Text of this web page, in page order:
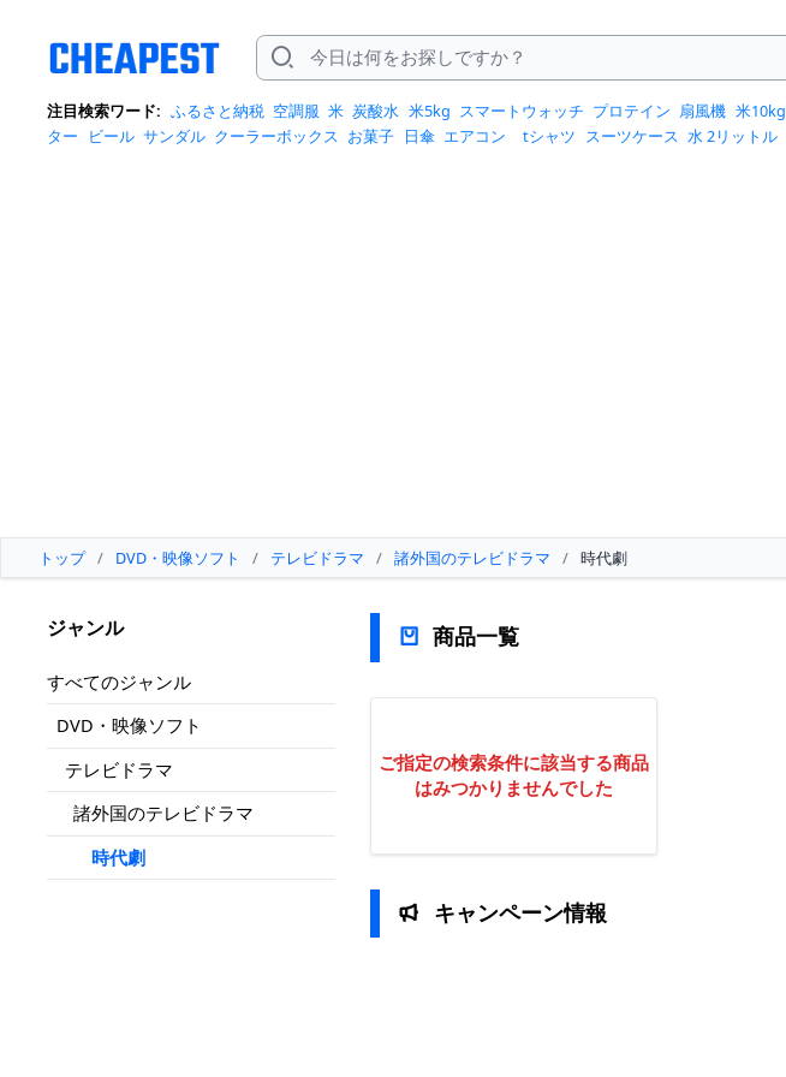
注目検索ワード: ふるさと納税 空調服 米 炭酸水 米5kg スマートウォッチ プロテイン 扇風機 米10kg
ター
ビール サンダル クーラーボックス お菓子 日傘 エアコン tシャツ スーツケース 水 2リットル
トップ / DVD・映像ソフト / テレビドラマ / 諸外国のテレビドラマ / 時代劇
ジャンル
すべてのジャンル
DVD・映像ソフト
テレビドラマ
諸外国のテレビドラマ
時代劇
商品一覧
ご指定の検索条件に該当する商品
はみつかりませんでした
キャンペーン情報